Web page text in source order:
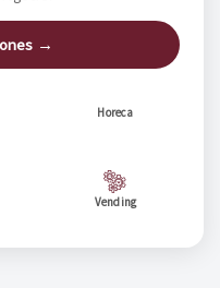
→
Horeca
Vending